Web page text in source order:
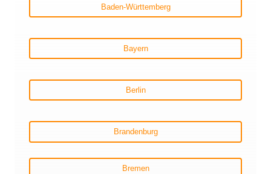
Baden-Württemberg
Bayern
Berlin
Brandenburg
Bremen